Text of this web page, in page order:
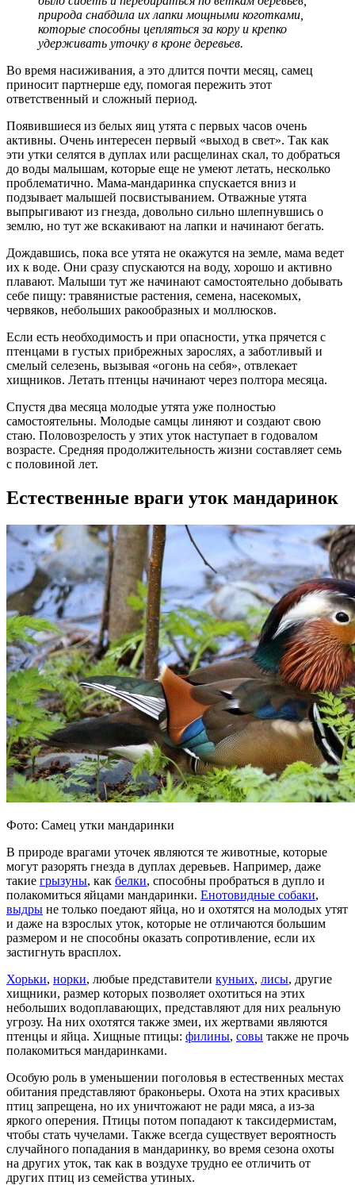
природа снабдила их лапки мощными коготками,
которые способны цепляться за кору и крепко
удерживать уточку в кроне деревьев.
Во время насиживания, а это длится почти месяц, самец
приносит партнерше еду, помогая пережить этот
ответственный и сложный период.
Появившиеся из белых яиц утята с первых часов очень
активны. Очень интересен первый «выход в свет». Так как
эти утки селятся в дуплах или расщелинах скал, то добраться
до воды малышам, которые еще не умеют летать, несколько
проблематично. Мама-мандаринка спускается вниз и
подзывает малышей посвистыванием. Отважные утята
выпрыгивают из гнезда, довольно сильно шлепнувшись о
землю, но тут же вскакивают на лапки и начинают бегать.
Дождавшись, пока все утята не окажутся на земле, мама ведет
их к воде. Они сразу спускаются на воду, хорошо и активно
плавают. Малыши тут же начинают самостоятельно добывать
себе пищу: травянистые растения, семена, насекомых,
червяков, небольших ракообразных и моллюсков.
Если есть необходимость и при опасности, утка прячется с
птенцами в густых прибрежных зарослях, а заботливый и
смелый селезень, вызывая «огонь на себя», отвлекает
хищников. Летать птенцы начинают через полтора месяца.
Спустя два месяца молодые утята уже полностью
самостоятельны. Молодые самцы линяют и создают свою
стаю. Половозрелость у этих уток наступает в годовалом
возрасте. Средняя продолжительность жизни составляет семь
с половиной лет.
Естественные враги уток мандаринок
Фото: Самец утки мандаринки
В природе врагами уточек являются те животные, которые
могут разорять гнезда в дуплах деревьев. Например, даже
такие грызуны, как белки, способны пробраться в дупло и
полакомиться яйцами мандаринки. Енотовидные собаки,
выдры не только поедают яйца, но и охотятся на молодых утят
и даже на взрослых уток, которые не отличаются большим
размером и не способны оказать сопротивление, если их
застигнуть врасплох.
Хорьки, норки, любые представители куньих, лисы, другие
хищники, размер которых позволяет охотиться на этих
небольших водоплавающих, представляют для них реальную
угрозу. На них охотятся также змеи, их жертвами являются
птенцы и яйца. Хищные птицы: филины, совы также не прочь
полакомиться мандаринками.
Особую роль в уменьшении поголовья в естественных местах
обитания представляют браконьеры. Охота на этих красивых
птиц запрещена, но их уничтожают не ради мяса, а из-за
яркого оперения. Птицы потом попадают к таксидермистам,
чтобы стать чучелами. Также всегда существует вероятность
случайного попадания в мандаринку, во время сезона охоты
на других уток, так как в воздухе трудно ее отличить от
других птиц из семейства утиных.